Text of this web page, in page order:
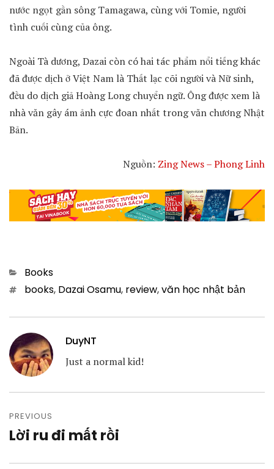
nước ngọt gần sông Tamagawa, cùng với Tomie, người
tình cuối cùng của ông.
Ngoài Tà dương, Dazai còn có hai tác phẩm nổi tiếng khác
đã được dịch ở Việt Nam là Thất lạc cõi người và Nữ sinh,
đều do dịch giả Hoàng Long chuyển ngữ. Ông được xem là
nhà văn gây ám ảnh cực đoan nhất trong văn chương Nhật
Bản.
Nguồn: Zing News – Phong Linh
Categories
Books
Tagsbooks, Dazai Osamu, review,văn học nhật bản
DuyNT
Just a normal kid!
Post
navigation
PREVIOUS
Previous
Lời ru đi mất rồi